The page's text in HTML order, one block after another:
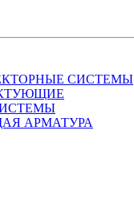
СИСТЕМЫ
АРМАТУРА